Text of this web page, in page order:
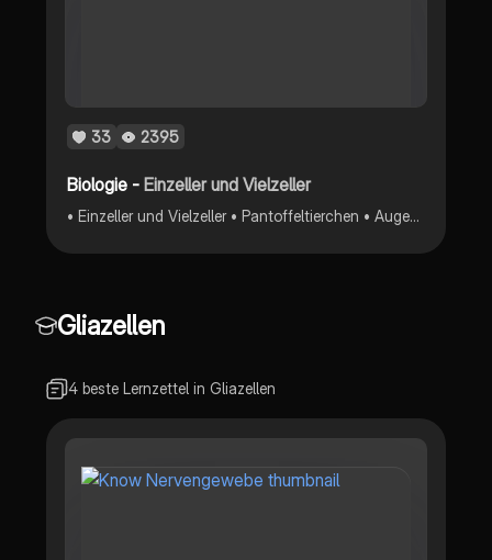
33 2395
Biologie -Einzeller und Vielzeller
• Einzeller und Vielzeller • Pantoffeltierchen • Augentierchen • Amöbe • Glockentierchen • Trompetentierchen • Fortpflanzung • Gemeinsamkeiten und Unterschiede • pflanzliche und tierische Gewebe
Gliazellen
4 beste Lernzettel in Gliazellen